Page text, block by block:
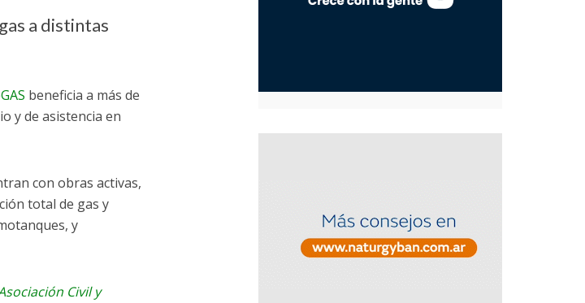
a distintas
beneficia a más de
y de asistencia en
con obras activas,
total de gas y
y
Civil y